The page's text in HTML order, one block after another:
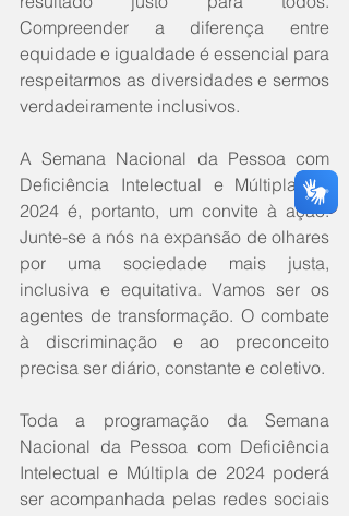
Compreender a diferença entre
equidade e igualdade é essencial para
respeitarmos as diversidades e sermos
verdadeiramente inclusivos.
A Semana Nacional da Pessoa com
Deficiência Intelectual e Múltipla de
2024 é, portanto, um convite à ação.
Junte-se a nós na expansão de olhares
por uma sociedade mais justa,
inclusiva e equitativa. Vamos ser os
agentes de transformação. O combate
à discriminação e ao preconceito
precisa ser diário, constante e coletivo.
Toda a programação da Semana
Nacional da Pessoa com Deficiência
Intelectual e Múltipla de 2024 poderá
ser acompanhada pelas redes sociais